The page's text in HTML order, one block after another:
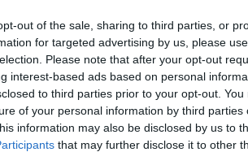
out of the sale, sharing to third parties, or
for targeted advertising by us, please
Please note that after your opt-out
interest-based ads based on personal
to third parties prior to your opt-out.
of your personal information by third parties
information may also be disclosed by us to
that may further disclose it to other
επικοινωνήθηκαν σωστά από τον
πέμπτες – έκτες στην